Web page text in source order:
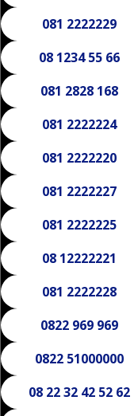
081 2222229
08 1234 55 66
081 2828 168
081 2222224
081 2222220
081 2222227
081 2222225
08 12222221
081 2222228
0822 969 969
0822 51000000
08 22 32 42 52 62